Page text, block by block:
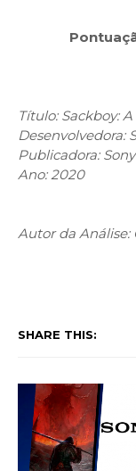
Título: Sackboy:
Desenvolvedora:
Publicadora:
Ano: 2020
Autor da Análise:
SHARE THIS: